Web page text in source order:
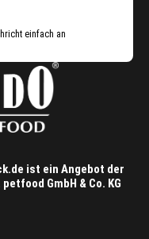
einfach an
ist ein Angebot der
petfood GmbH & Co. KG